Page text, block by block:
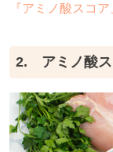
『アミノ酸スコア
2. アミノ酸ス